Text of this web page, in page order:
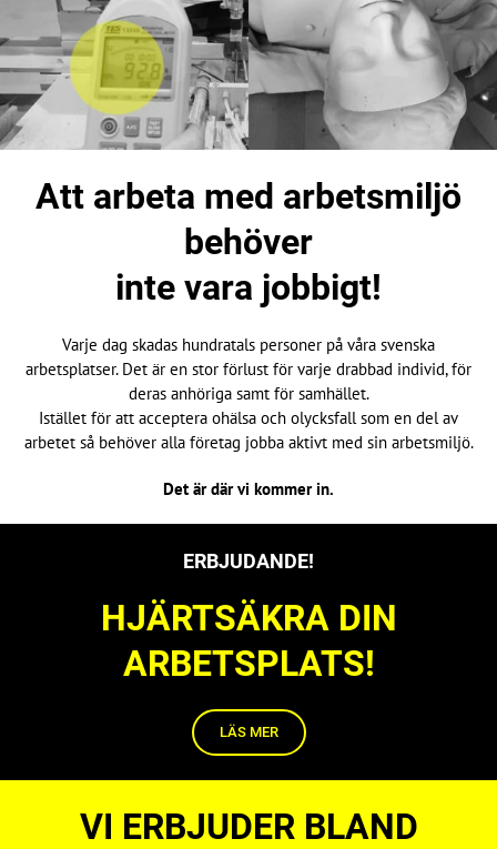
Att arbeta med arbetsmiljö
behöver
inte vara jobbigt!
Varje dag skadas hundratals personer på våra svenska
arbetsplatser. Det är en stor förlust för varje drabbad individ, för
deras anhöriga samt för samhället.
Istället för att acceptera ohälsa och olycksfall som en del av
arbetet så behöver alla företag jobba aktivt med sin arbetsmiljö.
Det är där vi kommer in.
ERBJUDANDE!
HJÄRTSÄKRA DIN
ARBETSPLATS!
LÄS MER
VI ERBJUDER BLAND